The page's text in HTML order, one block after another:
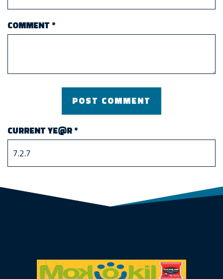
COMMENT *
CURRENT YE@R*